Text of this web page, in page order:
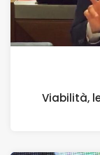
Viabilità,